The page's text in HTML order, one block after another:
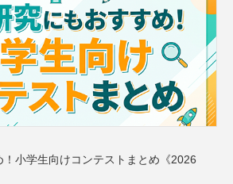
！小学生向けコンテストまとめ《2026